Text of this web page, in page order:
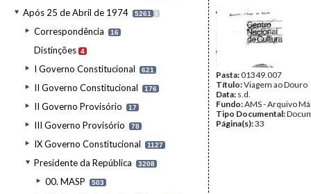
Após 25 de Abril de 1974 5261 I
Correspondência 16
Distinções 4
I Governo Constitucional 621
II Governo Constitucional 176
II Governo Provisório 17
III Governo Provisório 78
IX Governo Constitucional 1127
Presidente da República 3208
00. MASP 503
Pasta:01349.007
Título:Viagem ao Douro
Data: s.d.
Fundo:AMS - Arquivo
Tipo Documental:
Página(s):33